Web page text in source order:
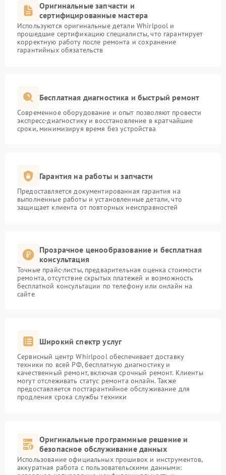
Оригинальные запчасти и
сертифицированные мастера
Используются оригинальные детали Whirlpool и
прошедшие сертификацию специалисты, что гарантирует
корректную работу после ремонта и сохранение
гарантийных обязательств
Бесплатная диагностика и быстрый ремонт
Современное оборудование и опыт позволяют провести
экспресс-диагностику и восстановление в кратчайшие
сроки, минимизируя время без устройства
Гарантия на работы и запчасти
Предоставляется документированная гарантия на
выполненные работы и установленные детали, что
защищает клиента от повторных неисправностей
Прозрачное ценообразование и бесплатная
консультация
Точные прайс-листы, предварительная оценка стоимости
ремонта, отсутствие скрытых платежей и возможность
бесплатной консультации по телефону или онлайн на
сайте
Широкий спектр услуг
Сервисный центр Whirlpool обеспечивает доставку
техники по всей РФ, бесплатную диагностику и
качественный ремонт, включая срочный ремонт. Клиенты
могут отслеживать статус ремонта онлайн. Также
предоставляется постгарантийное обслуживание для
продления срока службы техники
Оригинальные программные решение и
безопасное обслуживание данных
Использование официальных прошивок и инструментов,
аккуратная работа с пользовательскими данными: